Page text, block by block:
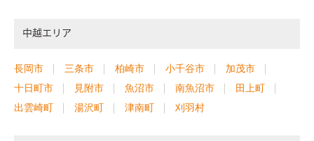
中越エリア
長岡市 三条市 柏崎市 小千谷市
加茂市
十日町市
見附市 魚沼市 南魚沼市
田上町
出雲崎町
湯沢町 津南町 刈羽村